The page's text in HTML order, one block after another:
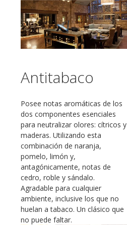
Antitabaco
Posee notas aromáticas de los
dos componentes esenciales
para neutralizar olores: cítricos y
maderas. Utilizando esta
combinación de naranja,
pomelo, limón y,
antagónicamente, notas de
cedro, roble y sándalo.
Agradable para cualquier
ambiente, inclusive los que no
huelan a tabaco. Un clásico que
no puede faltar.